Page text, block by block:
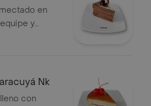
en
y
de
puede
rectangular.
Nk
con